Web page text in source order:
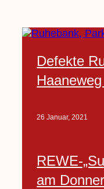
Defekte
26 Januar, 2021
REWE-
am